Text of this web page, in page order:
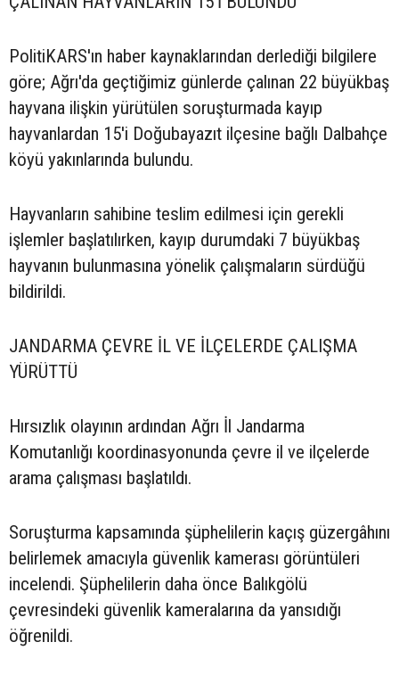
PolitiKARS'ın haber kaynaklarından derlediği bilgilere
göre; Ağrı'da geçtiğimiz günlerde çalınan 22 büyükbaş
hayvana ilişkin yürütülen soruşturmada kayıp
hayvanlardan 15'i Doğubayazıt ilçesine bağlı Dalbahçe
köyü yakınlarında bulundu.
Hayvanların sahibine teslim edilmesi için gerekli
işlemler başlatılırken, kayıp durumdaki 7 büyükbaş
hayvanın bulunmasına yönelik çalışmaların sürdüğü
bildirildi.
JANDARMA ÇEVRE İL VE İLÇELERDE ÇALIŞMA
YÜRÜTTÜ
Hırsızlık olayının ardından Ağrı İl Jandarma
Komutanlığı koordinasyonunda çevre il ve ilçelerde
arama çalışması başlatıldı.
Soruşturma kapsamında şüphelilerin kaçış güzergâhını
belirlemek amacıyla güvenlik kamerası görüntüleri
incelendi. Şüphelilerin daha önce Balıkgölü
çevresindeki güvenlik kameralarına da yansıdığı
öğrenildi.